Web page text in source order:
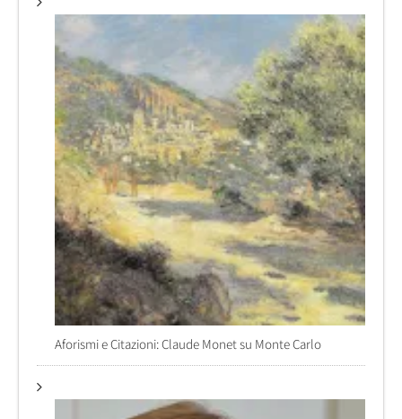
Aforismi e Citazioni: Claude Monet su Monte Carlo